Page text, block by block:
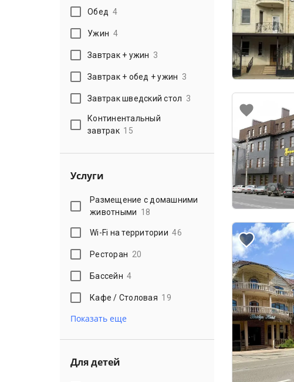
Обед 4
Ужин 4
Завтрак + ужин 3
Завтрак + обед + ужин 3
Завтрак шведский стол 3
Континентальный
завтрак 15
Услуги
Размещение с домашними
животными 18
Wi-Fi на территории 46
Ресторан 20
Бассейн 4
Кафе / Столовая 19
Показать еще
Для детей